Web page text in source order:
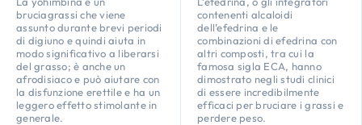
bruciagrassi che viene
assunto durante brevi periodi
di digiuno e quindi aiuta in
modo significativo a liberarsi
del grasso; è anche un
afrodisiaco e può aiutare con
la disfunzione erettile e ha un
leggero effetto stimolante in
generale.
contenenti alcaloidi
dell’efedrina e le
combinazioni di efedrina con
altri composti, tra cui la
famosa sigla ECA, hanno
dimostrato negli studi clinici
di essere incredibilmente
efficaci per bruciare i grassi e
perdere peso.